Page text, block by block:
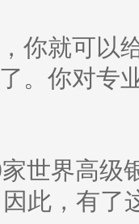
就可以给
。你对专
界高级
此，有了